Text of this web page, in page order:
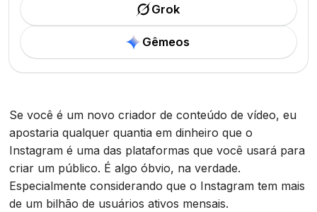
Grok
Gêmeos
Se você é um novo criador de conteúdo de vídeo, eu
apostaria qualquer quantia em dinheiro que o
Instagram é uma das plataformas que você usará para
criar um público. É algo óbvio, na verdade.
Especialmente considerando que o Instagram tem mais
de um bilhão de usuários ativos mensais.